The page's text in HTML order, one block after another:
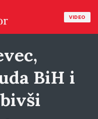
VIDEO
BiH i